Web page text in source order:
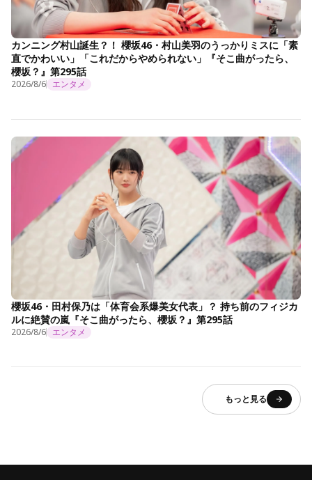
カンニング村山誕生？！ 櫻坂46・村山美羽のうっかりミスに「素
直でかわいい」「これだからやめられない」『そこ曲がったら、
櫻坂？』第295話
2026/8/6 エンタメ
櫻坂46・田村保乃は「体育会系爆美女代表」？ 持ち前のフィジカ
ルに絶賛の嵐『そこ曲がったら、櫻坂？』第295話
2026/8/6 エンタメ
もっと見る